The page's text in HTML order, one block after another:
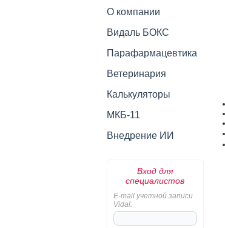
О компании
Видаль БОКС
Парафармацевтика
Ветеринария
Калькуляторы
МКБ-11
Внедрение ИИ
Вход для
специалистов
E-mail учетной записи
Vidal: